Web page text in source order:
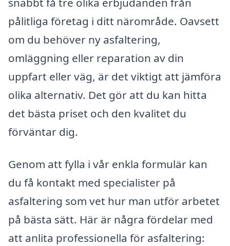
pålitliga företag i ditt närområde. Oavsett
om du behöver ny asfaltering,
omläggning eller reparation av din
uppfart eller väg, är det viktigt att jämföra
olika alternativ. Det gör att du kan hitta
det bästa priset och den kvalitet du
förväntar dig.
Genom att fylla i vår enkla formulär kan
du få kontakt med specialister på
asfaltering som vet hur man utför arbetet
på bästa sätt. Här är några fördelar med
att anlita professionella för asfaltering: